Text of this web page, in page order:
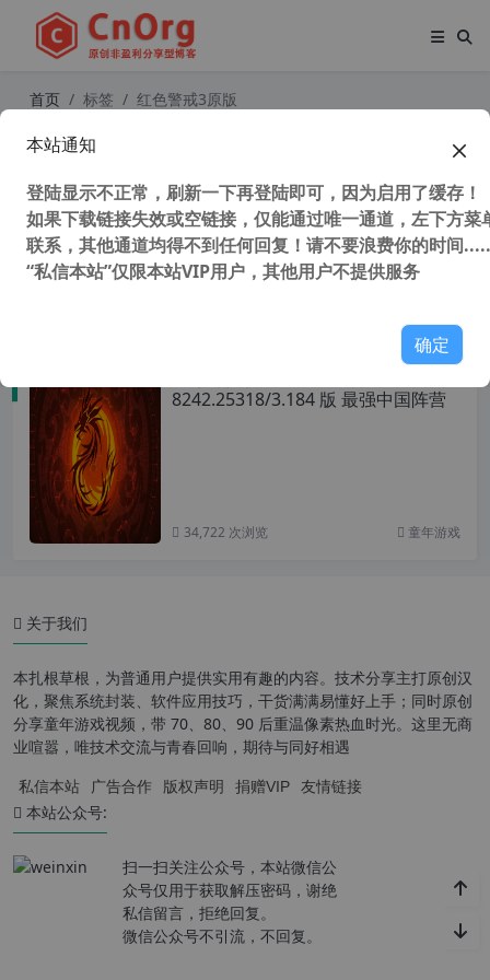
首页 标签 红色警戒3原版
win10
8242.25318/3.184 版 最强中国阵营
34,722 次浏览 童年游戏
关于我们
本扎根草根，为普通用户提供实用有趣的内容。技术分享主打原创汉
化，聚焦系统封装、软件应用技巧，干货满满易懂好上手；同时原创
分享童年游戏视频，带 70、80、90 后重温像素热血时光。这里无商
业喧嚣，唯技术交流与青春回响，期待与同好相遇
私信本站 广告合作 版权声明 捐赠VIP 友情链接
本站公众号:
扫一扫关注公众号，本站微信公
众号仅用于获取解压密码，谢绝
私信留言，拒绝回复。
微信公众号不引流，不回复。
本站通知
登陆显示不正常，刷新一下再登陆即可，因为启用了缓存！
如果下载链接失效或空链接，仅能通过唯一通道，左下方菜
联系，其他通道均得不到任何回复！请不要浪费你的时间
“私信本站”仅限本站VIP用户，其他用户不提供服务
确定